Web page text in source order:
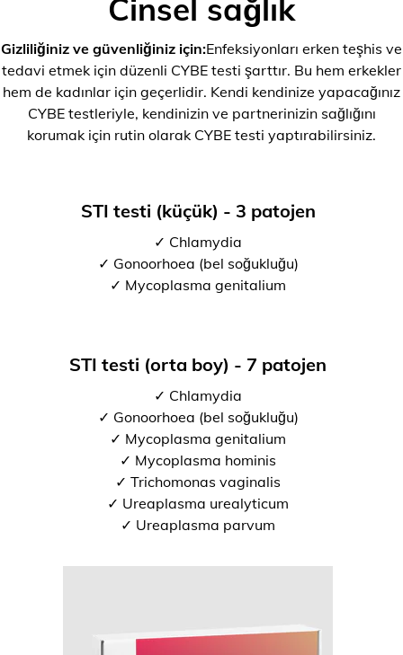
Cinsel sağlık
Gizliliğiniz ve güvenliğiniz için:Enfeksiyonları erken teşhis ve
tedavi etmek için düzenli CYBE testi şarttır. Bu hem erkekler
hem de kadınlar için geçerlidir. Kendi kendinize yapacağınız
CYBE testleriyle, kendinizin ve partnerinizin sağlığını
korumak için rutin olarak CYBE testi yaptırabilirsiniz.
STI testi (küçük) - 3 patojen
✓ Chlamydia
✓ Gonoorhoea (bel soğukluğu)
✓ Mycoplasma genitalium
STI testi (orta boy) - 7 patojen
✓ Chlamydia
✓ Gonoorhoea (bel soğukluğu)
✓ Mycoplasma genitalium
✓ Mycoplasma hominis
✓ Trichomonas vaginalis
✓ Ureaplasma urealyticum
✓ Ureaplasma parvum